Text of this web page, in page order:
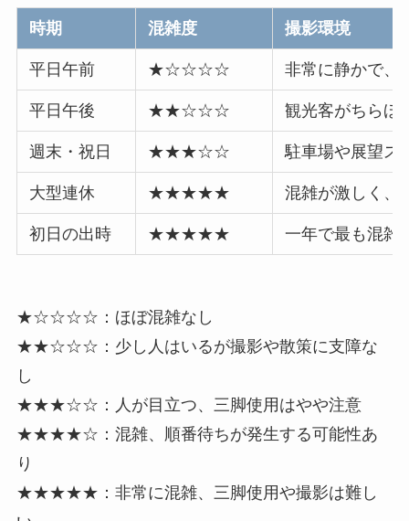
時期 混雑度 撮影環境
平日午前 ★☆☆☆☆ 非常に静かで、
平日午後 ★★☆☆☆ 観光客がちらほ
週末・祝日 ★★★☆☆ 駐車場や展望ス
大型連休 ★★★★★ 混雑が激しく、
初日の出時 ★★★★★ 一年で最も混雑
★☆☆☆☆：ほぼ混雑なし
★★☆☆☆：少し人はいるが撮影や散策に支障な
し
★★★☆☆：人が目立つ、三脚使用はやや注意
★★★★☆：混雑、順番待ちが発生する可能性あ
り
★★★★★：非常に混雑、三脚使用や撮影は難し